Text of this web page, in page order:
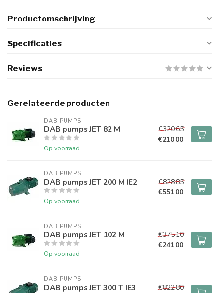
Productomschrijving
Specificaties
Reviews
Gerelateerde producten
DAB PUMPS
DAB pumps JET 82 M
Op voorraad
€320,65
€210,00
DAB PUMPS
DAB pumps JET 200 M IE2
Op voorraad
€828,85
€551,00
DAB PUMPS
DAB pumps JET 102 M
Op voorraad
€375,10
€241,00
DAB PUMPS
DAB pumps JET 300 T IE3
€822,80